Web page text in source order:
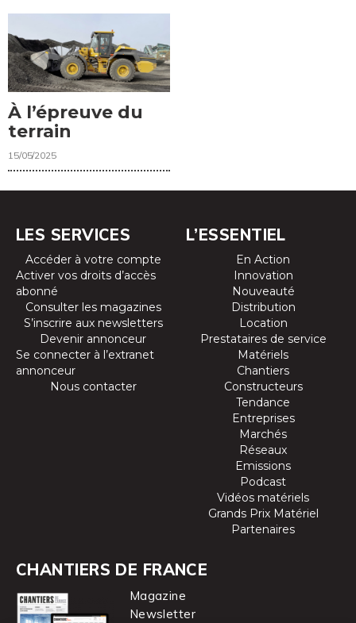
À l’épreuve du
terrain
15/05/2025
LES SERVICES
Accéder à votre compte
Activer vos droits d’accès
abonné
Consulter les magazines
S’inscrire aux newsletters
Devenir annonceur
Se connecter à l’extranet
annonceur
Nous contacter
L’ESSENTIEL
En Action
Innovation
Nouveauté
Distribution
Location
Prestataires de service
Matériels
Chantiers
Constructeurs
Tendance
Entreprises
Marchés
Réseaux
Emissions
Podcast
Vidéos matériels
Grands Prix Matériel
Partenaires
CHANTIERS DE FRANCE
Magazine
Newsletter